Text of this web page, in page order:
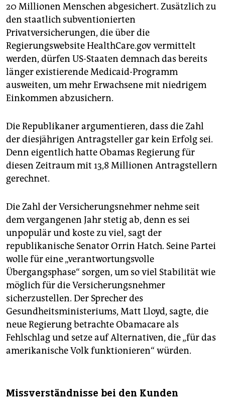
20 Millionen Menschen abgesichert. Zusätzlich zu
den staatlich subventionierten
Privatversicherungen, die über die
Regierungswebsite HealthCare.gov vermittelt
werden, dürfen US-Staaten demnach das bereits
länger existierende Medicaid-Programm
ausweiten, um mehr Erwachsene mit niedrigem
Einkommen abzusichern.
Die Republikaner argumentieren, dass die Zahl
der diesjährigen Antragsteller gar kein Erfolg sei.
Denn eigentlich hatte Obamas Regierung für
diesen Zeitraum mit 13,8 Millionen Antragstellern
gerechnet.
Die Zahl der Versicherungsnehmer nehme seit
dem vergangenen Jahr stetig ab, denn es sei
unpopulär und koste zu viel, sagt der
republikanische Senator Orrin Hatch. Seine Partei
wolle für eine „verantwortungsvolle
Übergangsphase“ sorgen, um so viel Stabilität wie
möglich für die Versicherungsnehmer
sicherzustellen. Der Sprecher des
Gesundheitsministeriums, Matt Lloyd, sagte, die
neue Regierung betrachte Obamacare als
Fehlschlag und setze auf Alternativen, die „für das
amerikanische Volk funktionieren“ würden.
Missverständnisse bei den Kunden